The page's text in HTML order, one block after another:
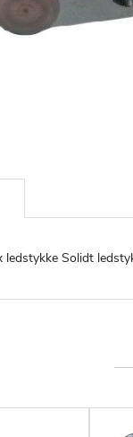
ledstykke Solidt